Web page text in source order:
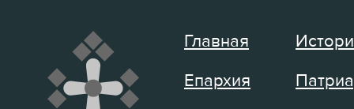
Главная
Епархия